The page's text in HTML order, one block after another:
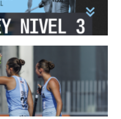
NACIONA...
de pre-inscripción.